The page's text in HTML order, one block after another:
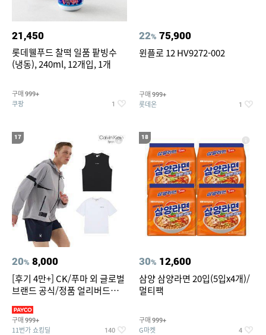
21,450
롯데웰푸드 찰떡 일품 팥빙수
(냉동), 240ml, 12개입, 1개
구매 999+
쿠팡 1
22% 75,900
윈플로 12 HV9272-002
구매 999+
롯데온 1
17
20% 8,000
[후기 4만+] CK/푸마 외 글로벌
브랜드 공식/정품 얼리버드
구매 999+
11번가 쇼킹딜 140
18
30% 12,600
삼양 삼양라면 20입(5입x4개)/
멀티팩
구매 999+
G마켓 4